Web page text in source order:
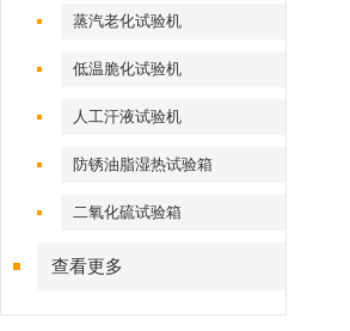
蒸汽老化试验机
低温脆化试验机
人工汗液试验机
防锈油脂湿热试验箱
二氧化硫试验箱
查看更多